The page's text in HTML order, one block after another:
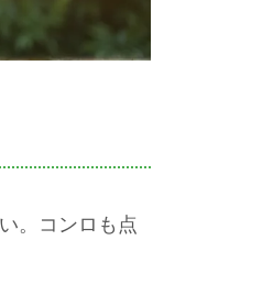
。コンロも点